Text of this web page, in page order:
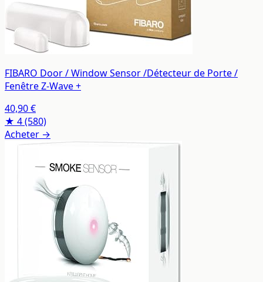
FIBARO Door / Window Sensor /Détecteur de Porte /
Fenêtre Z-Wave +
40,90 €
★ 4(580)
Acheter →